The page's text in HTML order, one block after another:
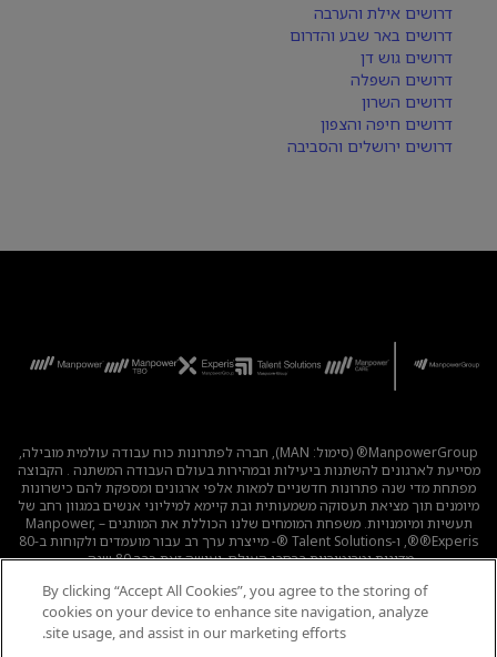
דרושים אילת והערבה
דרושים באר שבע והדרום
דרושים גוש דן
דרושים השפלה
דרושים השרון
דרושים חיפה והצפון
דרושים ירושלים והסביבה
ManpowerGroup® (סימול: MAN), חברה לפתרונות כוח עבודה עולמית מובילה,
מסייעת לארגונים להשתנות ביעילות ובמהירות בעולם העבודה המשתנה . הקבוצה
מפתחת מדי שנה פתרונות חדשניים למאות אלפי ארגונים ומספקת להם כישרונות
מיומנים תוך מציאת תעסוקה משמעותית ובת קיימא למיליוני אנשים במגוון רחב של
תעשיות ומיומנויות. משפחת המומחים שלנו הכוללת את המותגים – Manpower,
®Experis®, ו-Talent Solutions ®- מייצרת ערך רב עבור מועמדים ולקוחות ב-80
מדינות וטריטוריות ברחבי העולם, ועושה זאת כבר 80 שנה.
לכל המשרות | מדיניות הפרטיות | תנאי השימוש | נגישות
קוד אתי
|
By clicking “Accept All Cookies”, you agree to the storing of
cookies on your device to enhance site navigation, analyze
site usage, and assist in our marketing efforts.